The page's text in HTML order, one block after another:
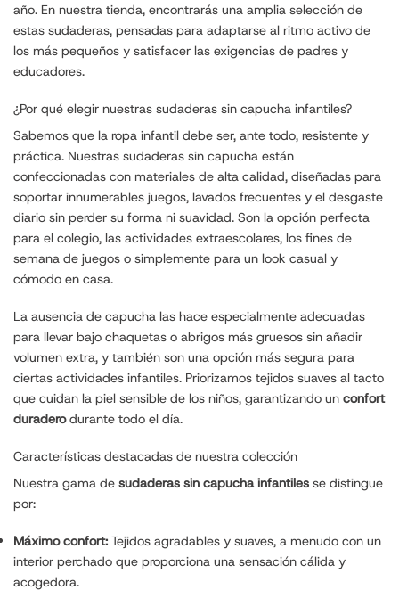
año. En nuestra tienda, encontrarás una amplia selección de
estas sudaderas, pensadas para adaptarse al ritmo activo de
los más pequeños y satisfacer las exigencias de padres y
educadores.
¿Por qué elegir nuestras sudaderas sin capucha infantiles?
Sabemos que la ropa infantil debe ser, ante todo, resistente y
práctica. Nuestras sudaderas sin capucha están
confeccionadas con materiales de alta calidad, diseñadas para
soportar innumerables juegos, lavados frecuentes y el desgaste
diario sin perder su forma ni suavidad. Son la opción perfecta
para el colegio, las actividades extraescolares, los fines de
semana de juegos o simplemente para un look casual y
cómodo en casa.
La ausencia de capucha las hace especialmente adecuadas
para llevar bajo chaquetas o abrigos más gruesos sin añadir
volumen extra, y también son una opción más segura para
ciertas actividades infantiles. Priorizamos tejidos suaves al tacto
que cuidan la piel sensible de los niños, garantizando un confort
duraderodurante todo el día.
Características destacadas de nuestra colección
Nuestra gama de sudaderas sin capucha infantiles se distingue
por:
Máximo confort: Tejidos agradables y suaves, a menudo con un
interior perchado que proporciona una sensación cálida y
acogedora.